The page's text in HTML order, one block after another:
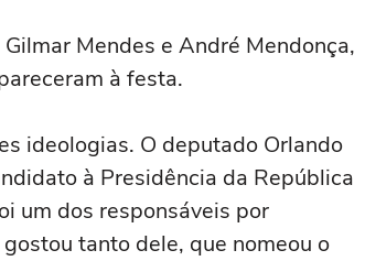
Mendes e André Mendonça,
à festa.
ideologias. O deputado Orlando
à Presidência da República
um dos responsáveis por
tanto dele, que nomeou o